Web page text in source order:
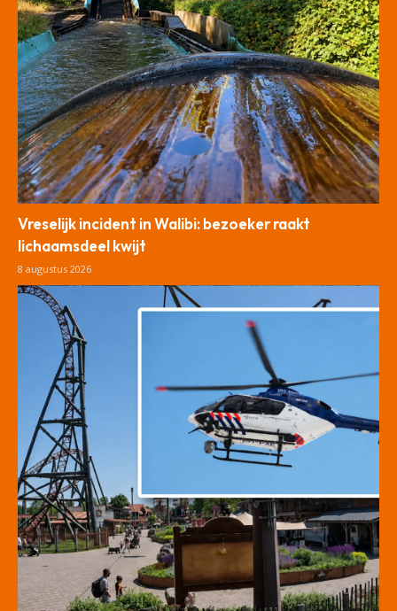
Vreselijk incident in Walibi: bezoeker raakt
lichaamsdeel kwijt
8 augustus 2026